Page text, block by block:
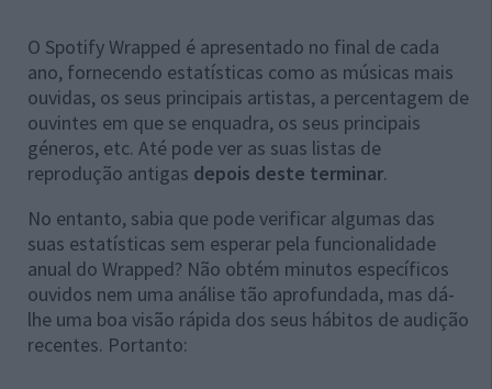
O Spotify Wrapped é apresentado no final de cada
ano, fornecendo estatísticas como as músicas mais
ouvidas, os seus principais artistas, a percentagem de
ouvintes em que se enquadra, os seus principais
géneros, etc. Até pode ver as suas listas de
reprodução antigas depois deste terminar.
No entanto, sabia que pode verificar algumas das
suas estatísticas sem esperar pela funcionalidade
anual do Wrapped? Não obtém minutos específicos
ouvidos nem uma análise tão aprofundada, mas dá-
lhe uma boa visão rápida dos seus hábitos de audição
recentes. Portanto: